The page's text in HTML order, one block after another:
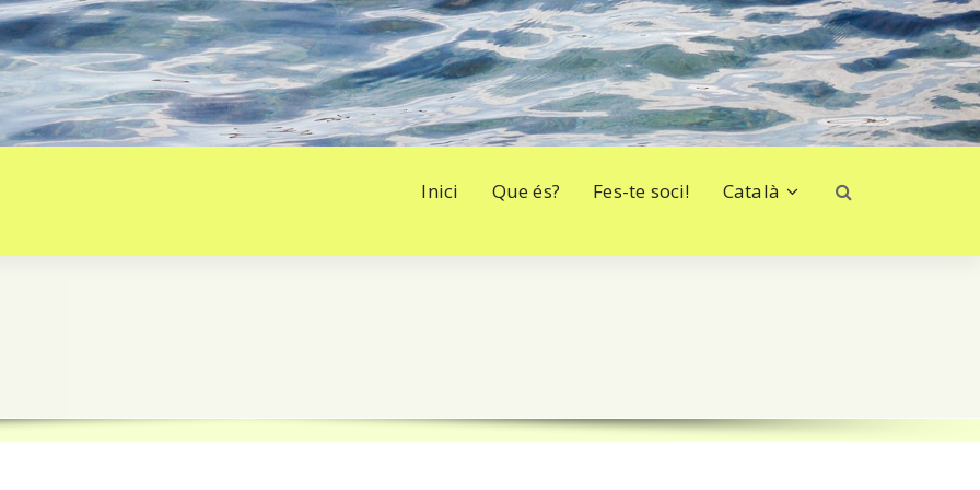
Inici Que és? Fes-te soci! Català